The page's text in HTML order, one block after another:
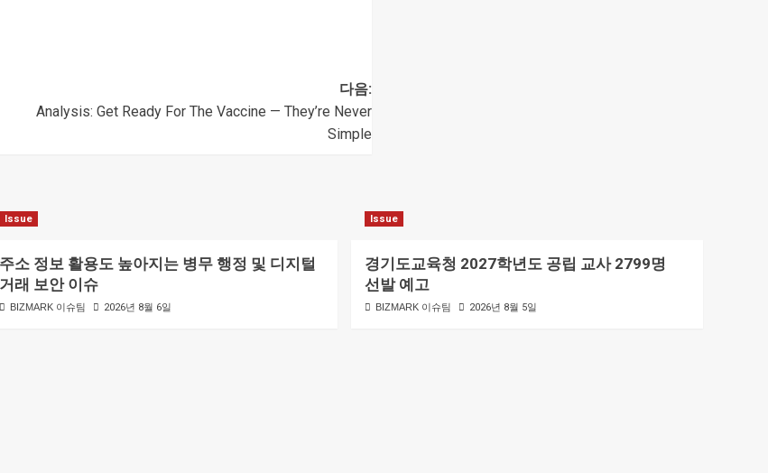
다음:
Analysis: Get Ready For The Vaccine — They’re Never
Simple
Issue
주소 정보 활용도 높아지는 병무 행정 및 디지털
거래 보안 이슈
BIZMARK 이슈팀 2026년 8월 6일
Issue
경기도교육청 2027학년도 공립 교사 2799명
선발 예고
BIZMARK 이슈팀 2026년 8월 5일